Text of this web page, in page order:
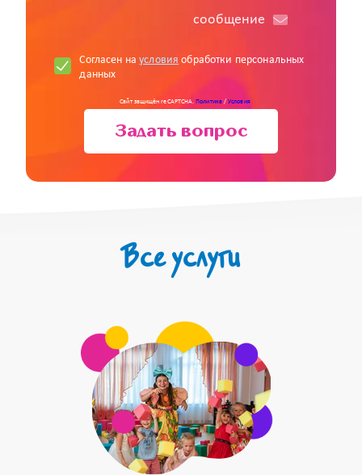
cообщение
Согласен наусловия обработки персональных
данных
Сайт защищён reCAPTCHA.Политика/Условия
Задать вопрос
Все услуги